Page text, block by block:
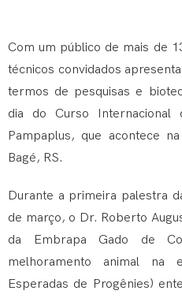
Com um público de mais de
técnicos convidados
termos de pesquisas e
dia do Curso Internacional
Pampaplus, que acontece
Bagé, RS.
Durante a primeira palestra
de março, o Dr. Roberto
da Embrapa Gado de
melhoramento animal na
Esperadas de Progênies)